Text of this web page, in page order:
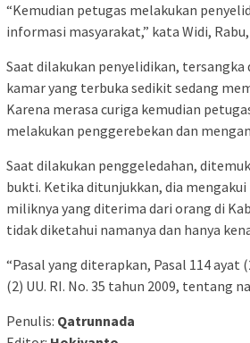
“Kemudian petugas melakukan
informasi masyarakat,” kata Widi,
Saat dilakukan penyelidikan,
kamar yang terbuka sedikit sedang
Karena merasa curiga kemudian
melakukan penggerebekan dan
Saat dilakukan penggeledahan,
bukti. Ketika ditunjukkan, dia
miliknya yang diterima dari orang di
tidak diketahui namanya dan hanya
“Pasal yang diterapkan, Pasal 114 ayat
(2) UU. RI. No. 35 tahun 2009, tentang
Penulis: Qatrunnada